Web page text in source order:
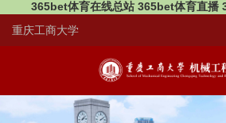
365bet体育在线总站 365bet体育直播
重庆工商大学